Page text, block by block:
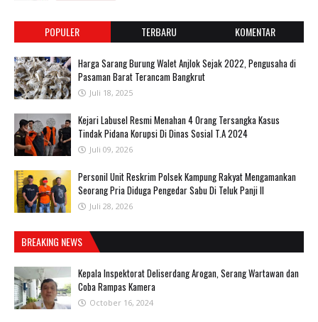
POPULER TERBARU KOMENTAR
Harga Sarang Burung Walet Anjlok Sejak 2022, Pengusaha di
Pasaman Barat Terancam Bangkrut
Juli 18, 2025
‎Kejari Labusel Resmi Menahan 4 Orang Tersangka Kasus
Tindak Pidana Korupsi Di Dinas Sosial T.A 2024
Juli 09, 2026
Personil Unit Reskrim Polsek Kampung Rakyat Mengamankan
Seorang Pria Diduga Pengedar Sabu Di Teluk Panji II
Juli 28, 2026
BREAKING NEWS
Kepala Inspektorat Deliserdang Arogan, Serang Wartawan dan
Coba Rampas Kamera
October 16, 2024